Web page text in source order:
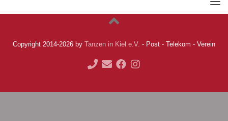
Copyright 2014-2026 by Tanzen in Kiel e.V. - Post - Telekom - Verein